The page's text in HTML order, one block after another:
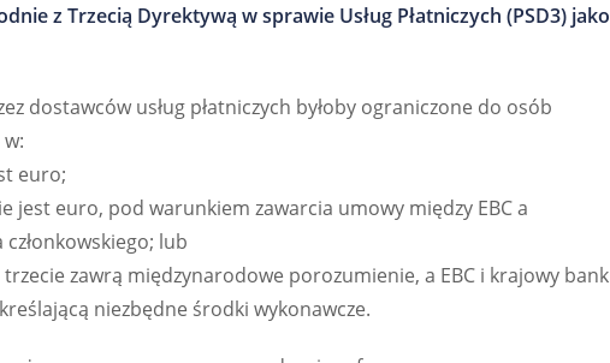
z Trzecią Dyrektywą w sprawie Usług Płatniczych (PSD3) jako
dostawców usług płatniczych byłoby ograniczone do osób
euro;
jest euro, pod warunkiem zawarcia umowy między EBC a
lub
zawrą międzynarodowe porozumienie, a EBC i krajowy bank
niezbędne środki wykonawcze.